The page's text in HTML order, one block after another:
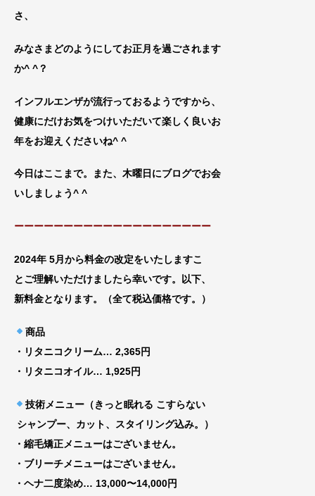
さ、
みなさまどのようにしてお正月を過ごされます
か^ ^？
インフルエンザが流行っておるようですから、
健康にだけお気をつけいただいて楽しく良いお
年をお迎えくださいね^ ^
今日はここまで。また、木曜日にブログでお会
いしましょう^ ^
ーーーーーーーーーーーーーーーーーーーー
2024年 5月から料金の改定をいたしますこ
とご理解いただけましたら幸いです。以下、
新料金となります。（全て税込価格です。）
商品
・リタニコクリーム… 2,365円
・リタニコオイル… 1,925円
技術メニュー（きっと眠れる こすらない
シャンプー、カット、スタイリング込み。）
・縮毛矯正メニューはございません。
・ブリーチメニューはございません。
・ヘナ二度染め… 13,000〜14,000円